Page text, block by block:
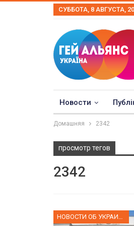
СУББОТА, 8 АВГУСТА,
Новости
Домашняя 2342
просмотр тегов
2342